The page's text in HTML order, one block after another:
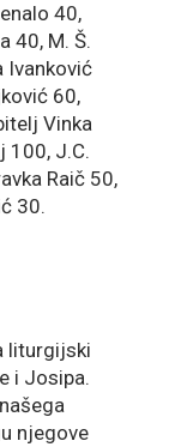
40,
40, M. Š.
Ivanković
60,
Vinka
100, J.C.
Raič 50,
30.
liturgijski
i Josipa.
njegove